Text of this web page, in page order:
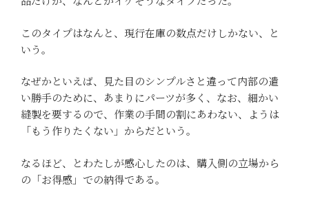
このタイプはなんと、現行在庫の数点だけしかない、と
いう。
なぜかといえば、見た目のシンプルさと違って内部の遣
い勝手のために、あまりにパーツが多く、なお、細かい
縫製を要するので、作業の手間の割にあわない、ようは
「もう作りたくない」からだという。
なるほど、とわたしが感心したのは、購入側の立場から
の「お得感」での納得である。